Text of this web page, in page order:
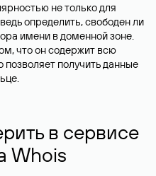
не только для
определить, свободен ли
имени в доменной зоне.
что он содержит всю
получить данные
в сервисе
Whois